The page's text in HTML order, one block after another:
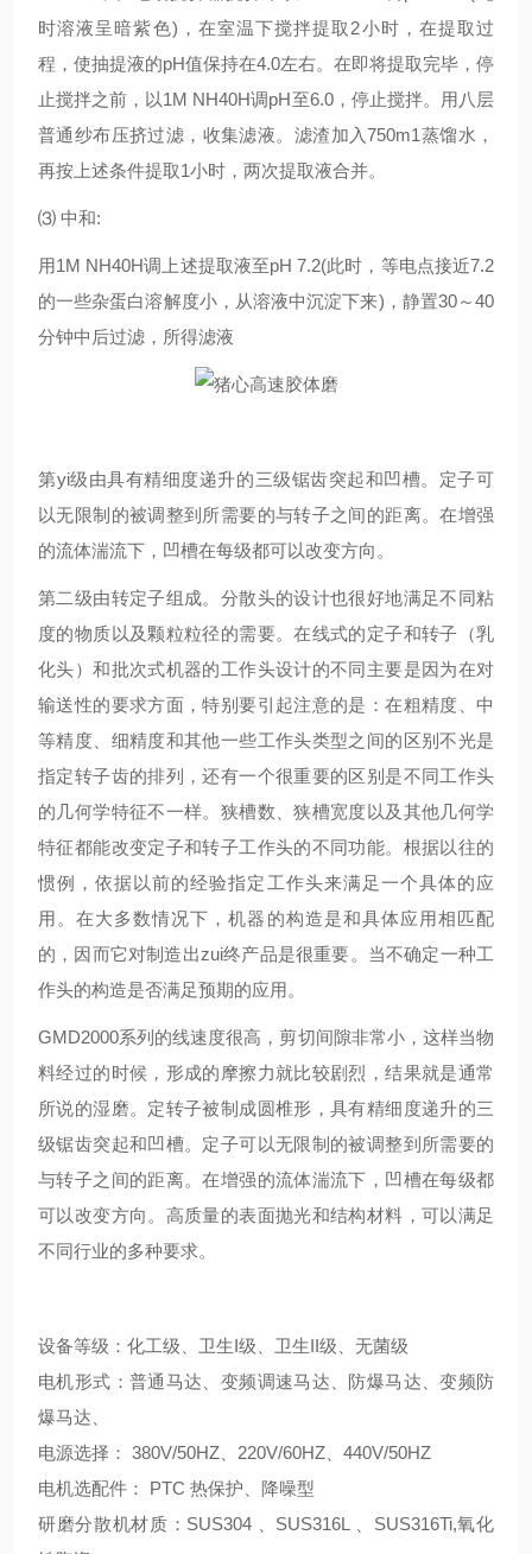
时溶液呈暗紫色)，在室温下搅拌提取2小时，在提取过
程，使抽提液的pH值保持在4.0左右。在即将提取完毕，停
止搅拌之前，以1M NH40H调pH至6.0，停止搅拌。用八层
普通纱布压挤过滤，收集滤液。滤渣加入750m1蒸馏水，
再按上述条件提取1小时，两次提取液合并。
⑶ 中和:
用1M NH40H调上述提取液至pH 7.2(此时，等电点接近7.2
的一些杂蛋白溶解度小，从溶液中沉淀下来)，静置30～40
分钟中后过滤，所得滤液
第yi级由具有精细度递升的三级锯齿突起和凹槽。定子可
以无限制的被调整到所需要的与转子之间的距离。在增强
的流体湍流下，凹槽在每级都可以改变方向。
第二级由转定子组成。分散头的设计也很好地满足不同粘
度的物质以及颗粒粒径的需要。在线式的定子和转子（乳
化头）和批次式机器的工作头设计的不同主要是因为在对
输送性的要求方面，特别要引起注意的是：在粗精度、中
等精度、细精度和其他一些工作头类型之间的区别不光是
指定转子齿的排列，还有一个很重要的区别是不同工作头
的几何学特征不一样。狭槽数、狭槽宽度以及其他几何学
特征都能改变定子和转子工作头的不同功能。根据以往的
惯例，依据以前的经验指定工作头来满足一个具体的应
用。在大多数情况下，机器的构造是和具体应用相匹配
的，因而它对制造出zui终产品是很重要。当不确定一种工
作头的构造是否满足预期的应用。
GMD2000系列的线速度很高，剪切间隙非常小，这样当物
料经过的时候，形成的摩擦力就比较剧烈，结果就是通常
所说的湿磨。定转子被制成圆椎形，具有精细度递升的三
级锯齿突起和凹槽。定子可以无限制的被调整到所需要的
与转子之间的距离。在增强的流体湍流下，凹槽在每级都
可以改变方向。高质量的表面抛光和结构材料，可以满足
不同行业的多种要求。
设备等级：化工级、卫生I级、卫生II级、无菌级
电机形式：普通马达、变频调速马达、防爆马达、变频防
爆马达、
电源选择： 380V/50HZ、220V/60HZ、440V/50HZ
电机选配件： PTC 热保护、降噪型
研磨分散机材质：SUS304 、SUS316L 、SUS316Ti,氧化